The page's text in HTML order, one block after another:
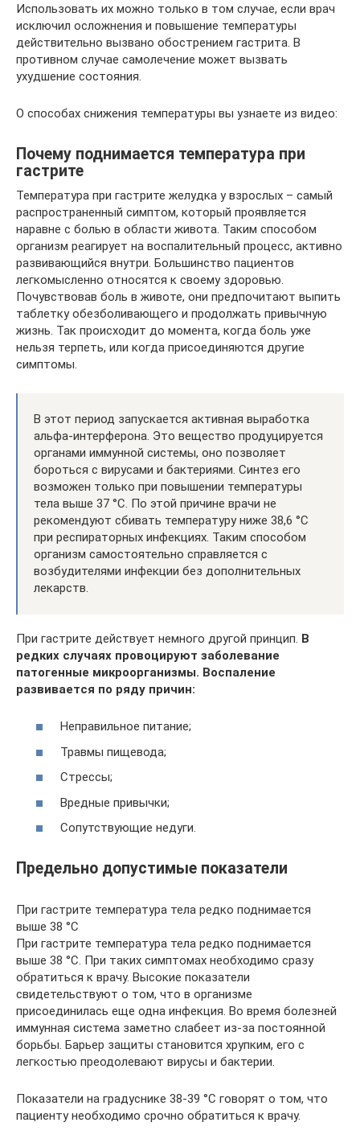
Использовать их можно только в том случае, если врач
исключил осложнения и повышение температуры
действительно вызвано обострением гастрита. В
противном случае самолечение может вызвать
ухудшение состояния.
О способах снижения температуры вы узнаете из видео:
Почему поднимается температура при
гастрите
Температура при гастрите желудка у взрослых – самый
распространенный симптом, который проявляется
наравне с болью в области живота. Таким способом
организм реагирует на воспалительный процесс, активно
развивающийся внутри. Большинство пациентов
легкомысленно относятся к своему здоровью.
Почувствовав боль в животе, они предпочитают выпить
таблетку обезболивающего и продолжать привычную
жизнь. Так происходит до момента, когда боль уже
нельзя терпеть, или когда присоединяются другие
симптомы.
В этот период запускается активная выработка
альфа-интерферона. Это вещество продуцируется
органами иммунной системы, оно позволяет
бороться с вирусами и бактериями. Синтез его
возможен только при повышении температуры
тела выше 37 °С. По этой причине врачи не
рекомендуют сбивать температуру ниже 38,6 °С
при респираторных инфекциях. Таким способом
организм самостоятельно справляется с
возбудителями инфекции без дополнительных
лекарств.
При гастрите действует немного другой принцип. В
редких случаях провоцируют заболевание
патогенные микроорганизмы. Воспаление
развивается по ряду причин:
Неправильное питание;
Травмы пищевода;
Стрессы;
Вредные привычки;
Сопутствующие недуги.
Предельно допустимые показатели
При гастрите температура тела редко поднимается
выше 38 °С
При гастрите температура тела редко поднимается
выше 38 °С. При таких симптомах необходимо сразу
обратиться к врачу. Высокие показатели
свидетельствуют о том, что в организме
присоединилась еще одна инфекция. Во время болезней
иммунная система заметно слабеет из-за постоянной
борьбы. Барьер защиты становится хрупким, его с
легкостью преодолевают вирусы и бактерии.
Показатели на градуснике 38-39 °С говорят о том, что
пациенту необходимо срочно обратиться к врачу.